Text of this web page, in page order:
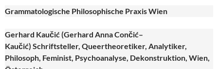
Grammatologische Philosophische Praxis Wien
Gerhard Kaučić (Gerhard Anna Cončić–
Kaučić) Schriftsteller, Queertheoretiker, Analytiker,
Philosoph, Feminist, Psychoanalyse, Dekonstruktion, Wien,